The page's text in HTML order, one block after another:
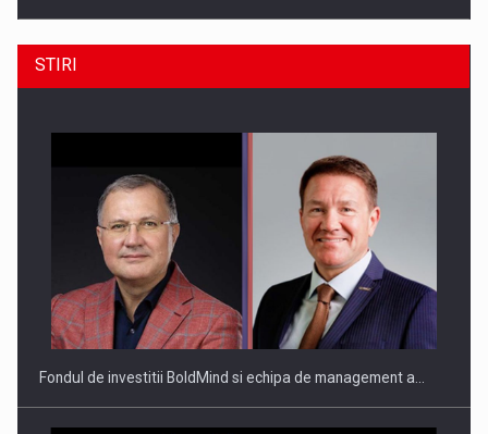
ROOTED IN ROMANIA, BUILT TO DELIVER TECHNOLOGY FOR
THE…
STIRI
Fondul de investitii BoldMind si echipa de management a…